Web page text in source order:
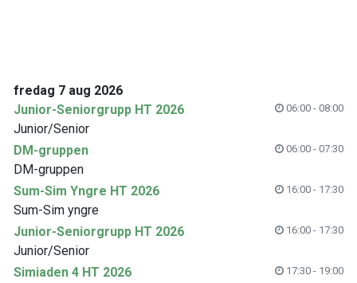
fredag 7 aug 2026
Junior-Seniorgrupp HT 2026
06:00 - 08:00
Junior/Senior
DM-gruppen
06:00 - 07:30
DM-gruppen
Sum-Sim Yngre HT 2026
16:00 - 17:30
Sum-Sim yngre
Junior-Seniorgrupp HT 2026
16:00 - 17:30
Junior/Senior
Simiaden 4 HT 2026
17:30 - 19:00